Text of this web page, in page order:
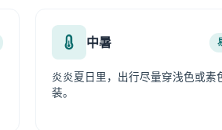
中暑
炎炎夏日里，出行尽量穿浅色或素
装。